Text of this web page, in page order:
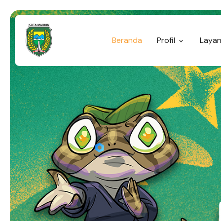
Beranda Profil